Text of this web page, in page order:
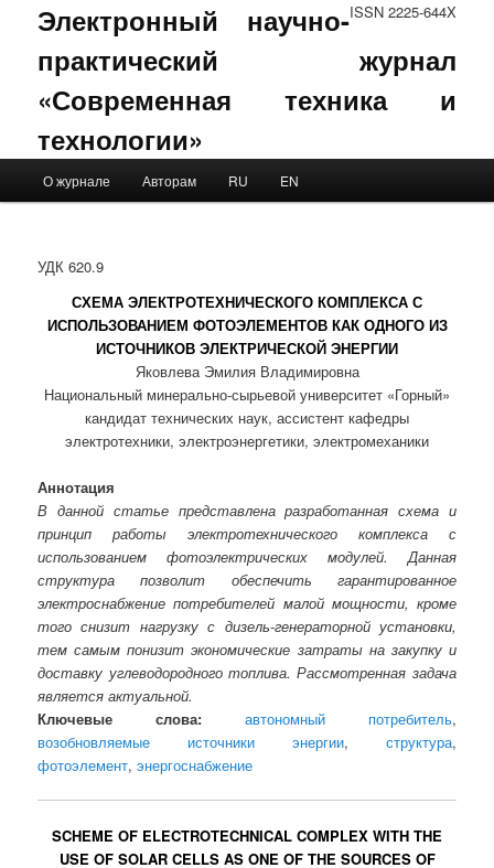
ISSN 2225-644X
Электронный научно-
практический журнал
«Современная техника и
технологии»
Skip to primary content
Skip to secondary content
О журнале Авторам RU EN
УДК 620.9
СХЕМА ЭЛЕКТРОТЕХНИЧЕСКОГО КОМПЛЕКСА С
ИСПОЛЬЗОВАНИЕМ ФОТОЭЛЕМЕНТОВ КАК ОДНОГО ИЗ
ИСТОЧНИКОВ ЭЛЕКТРИЧЕСКОЙ ЭНЕРГИИ
Яковлева Эмилия Владимировна
Национальный минерально-сырьевой университет «Горный»
кандидат технических наук, ассистент кафедры
электротехники, электроэнергетики, электромеханики
Аннотация
В данной статье представлена разработанная схема и
принцип работы электротехнического комплекса с
использованием фотоэлектрических модулей. Данная
структура позволит обеспечить гарантированное
электроснабжение потребителей малой мощности, кроме
того снизит нагрузку с дизель-генераторной установки,
тем самым понизит экономические затраты на закупку и
доставку углеводородного топлива. Рассмотренная задача
является актуальной.
Ключевые слова:
автономный потребитель,
возобновляемые источники энергии, структура,
фотоэлемент,энергоснабжение
SCHEME OF ELECTROTECHNICAL COMPLEX WITH THE
USE OF SOLAR CELLS AS ONE OF THE SOURCES OF